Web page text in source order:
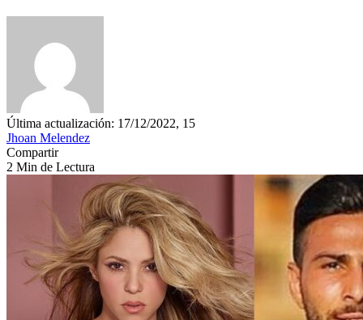
Última actualización: 17/12/2022, 15
Jhoan Melendez
Compartir
2 Min de Lectura